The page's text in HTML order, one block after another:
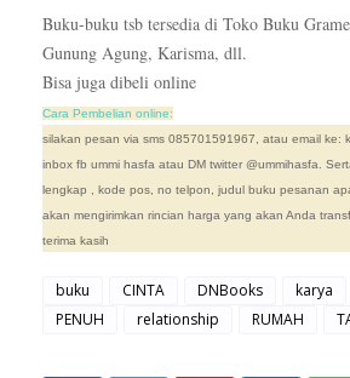
Buku-buku tsb tersedia di Toko Buku
Gunung Agung, Karisma, dll.
Bisa juga dibeli online
Cara Pembelian online:
silakan pesan via sms 085701591967, atau email ke:
inbox fb ummi hasfa atau DM twitter @ummihasfa.
lengkap , kode pos, no telpon, judul buku pesanan
akan mengirimkan rincian harga yang akan Anda
terima kasih
buku CINTA DNBooks karya
PENUH
relationship RUMAH